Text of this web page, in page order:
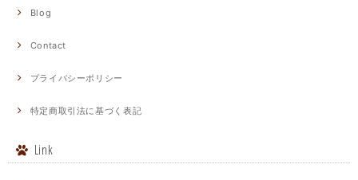
Blog
Contact
プライバシーポリシー
特定商取引法に基づく表記
Link